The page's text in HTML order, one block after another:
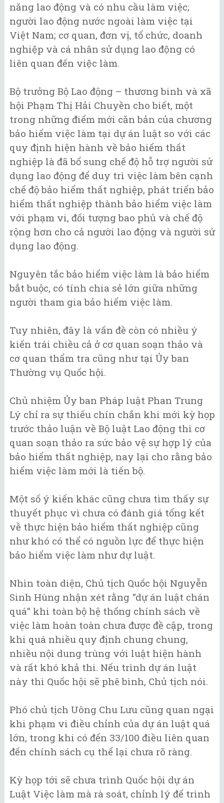
năng lao động và có nhu cầu làm việc;
người lao động nước ngoài làm việc tại
Việt Nam; cơ quan, đơn vị, tổ chức, doanh
nghiệp và cá nhân sử dụng lao động có
liên quan đến việc làm.
Bộ trưởng Bộ Lao động – thương binh và xã
hội Phạm Thị Hải Chuyền cho biết, một
trong những điểm mới căn bản của chương
bảo hiểm việc làm tại dự án luật so với các
quy định hiện hành về bảo hiểm thất
nghiệp là đã bổ sung chế độ hỗ trợ người sử
dụng lao động để duy trì việc làm bên cạnh
chế độ bảo hiểm thất nghiệp, phát triển bảo
hiểm thất nghiệp thành bảo hiểm việc làm
với phạm vi, đối tượng bao phủ và chế độ
rộng hơn cho cả người lao động và người sử
dụng lao động.
Nguyên tắc bảo hiểm việc làm là bảo hiểm
bắt buộc, có tính chia sẻ lớn giữa những
người tham gia bảo hiểm việc làm.
Tuy nhiên, đây là vấn đề còn có nhiều ý
kiến trái chiều cả ở cơ quan soạn thảo và
cơ quan thẩm tra cũng như tại Ủy ban
Thường vụ Quốc hội.
Chủ nhiệm Ủy ban Pháp luật Phan Trung
Lý chỉ ra sự thiếu chín chắn khi mới kỳ họp
trước thảo luận về Bộ luật Lao động thì cơ
quan soạn thảo ra sức bảo vệ sự hợp lý của
bảo hiểm thất nghiệp, nay lại cho rằng bảo
hiểm việc làm mới là tiến bộ.
Một số ý kiến khác cũng chưa tìm thấy sự
thuyết phục vì chưa có đánh giá tổng kết
về thực hiện bảo hiểm thất nghiệp cũng
như khó có thể có nguồn lực để thực hiện
bảo hiểm việc làm như dự luật.
Nhìn toàn diện, Chủ tịch Quốc hội Nguyễn
Sinh Hùng nhận xét rằng "dự án luật chán
quá" khi toàn bộ hệ thống chính sách về
việc làm hoàn toàn chưa được đề cập, trong
khi quá nhiều quy định chung chung,
nhiều nội dung trùng với luật hiện hành
và rất khó khả thi. Nếu trình dự án luật
này thì Quốc hội sẽ phê bình, Chủ tịch nói.
Phó chủ tịch Uông Chu Lưu cũng quan ngại
khi phạm vi điều chỉnh của dự án luật quá
lớn, trong khi có đến 33/100 điều liên quan
đến chính sách cụ thể lại chưa rõ ràng.
Kỳ họp tới sẽ chưa trình Quốc hội dự án
Luật Việc làm mà rà soát, chỉnh lý để trình